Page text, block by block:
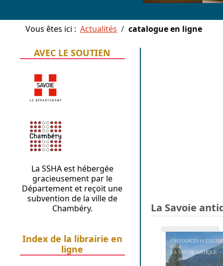
Vous êtes ici : Actualités catalogue en ligne
AVEC LE SOUTIEN
La SSHA est hébergée
gracieusement par le
Département et reçoit une
subvention de la ville de
Chambéry.
Index de la librairie en
ligne
La Savoie